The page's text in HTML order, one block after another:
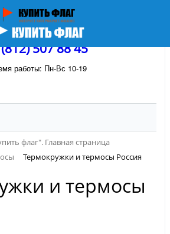
507 88 45
работы: Пн-Вс 10-19
флаг". Главная страница
Термокружки и термосы Россия
и термосы